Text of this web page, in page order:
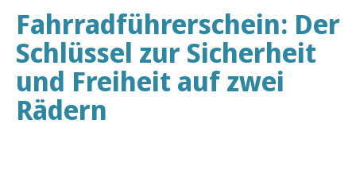
Fahrradführerschein: Der
Schlüssel zur Sicherheit
und Freiheit auf zwei
Rädern